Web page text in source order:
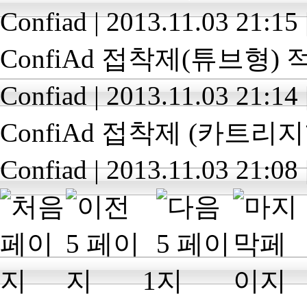
Confiad|2013.11.03 21:15
ConfiAd 접착제(튜브형)
Confiad|2013.11.03 21:14
ConfiAd 접착제 (카트리
Confiad|2013.11.03 21:08
1